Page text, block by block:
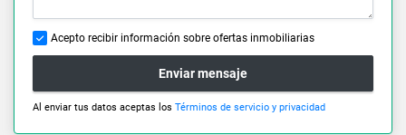
Acepto recibir información sobre ofertas inmobiliarias
Enviar mensaje
Al enviar tus datos aceptas los Términos de servicio y privacidad